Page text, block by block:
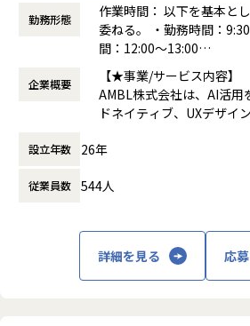
商業不動産を対象にデータ活用・DXを
データと生成AIを軸に企業のDX推進を支
Brokerage（証券）
証券ビジネスプラットフォーム「BaaS」
地域金融機関やIFA向けの包括的な投資一
トフォーム「Digital Wealth Manager」
InsurTech（保険）
赤ちゃんとママのための妊娠保険「母子
Credit（クレジット）
クレジットビジネスプラットフォーム「
クレジットライセンス取得サポートサービ
・複数DXプロジェクトのデリバリー統括
・クライアント経営層とのリレーション
・部門方針/人材計画/採用戦略など組織
・他事業部との連携を通じた全社的なソ
リア支援
＜PJ例＞
（EA）構想策定支援
・通信業界：新規サービス立ち上げに伴
勤務形態
作業時間： 以下を基本と
委ねる。 ・勤務時間：9:30～18:30 ・休憩時
間：12:00～13:00
働き方：
裁量労働制
時間外労働の有無： 有（
休憩時間： 60分
企業概要
【★事業/サービス内容】
AMBL株式会社は、AI活用
ドネイティブ、UXデザイ
メーション（DX）を支援
ィブなシステム開発、ユー
推進を総合的にサポート
【★社風/文化】
AMBL株式会社は、社員の
設立年数 26年
従業員数 544人
詳細を見る 応